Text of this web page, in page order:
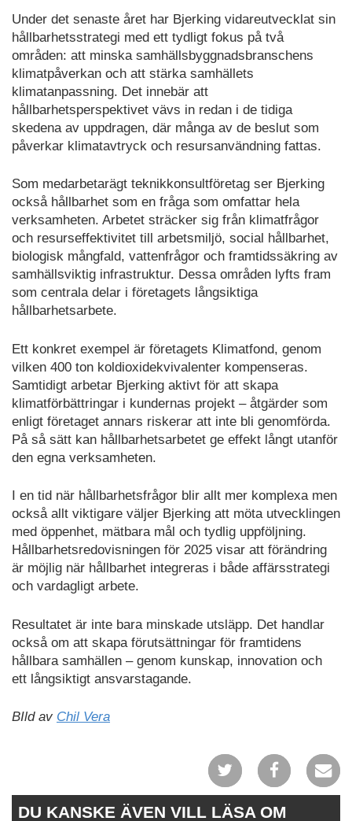
Under det senaste året har Bjerking vidareutvecklat sin
hållbarhetsstrategi med ett tydligt fokus på två
områden: att minska samhällsbyggnadsbranschens
klimatpåverkan och att stärka samhällets
klimatanpassning. Det innebär att
hållbarhetsperspektivet vävs in redan i de tidiga
skedena av uppdragen, där många av de beslut som
påverkar klimatavtryck och resursanvändning fattas.
Som medarbetarägt teknikkonsultföretag ser Bjerking
också hållbarhet som en fråga som omfattar hela
verksamheten. Arbetet sträcker sig från klimatfrågor
och resurseffektivitet till arbetsmiljö, social hållbarhet,
biologisk mångfald, vattenfrågor och framtidssäkring av
samhällsviktig infrastruktur. Dessa områden lyfts fram
som centrala delar i företagets långsiktiga
hållbarhetsarbete.
Ett konkret exempel är företagets Klimatfond, genom
vilken 400 ton koldioxidekvivalenter kompenseras.
Samtidigt arbetar Bjerking aktivt för att skapa
klimatförbättringar i kundernas projekt – åtgärder som
enligt företaget annars riskerar att inte bli genomförda.
På så sätt kan hållbarhetsarbetet ge effekt långt utanför
den egna verksamheten.
I en tid när hållbarhetsfrågor blir allt mer komplexa men
också allt viktigare väljer Bjerking att möta utvecklingen
med öppenhet, mätbara mål och tydlig uppföljning.
Hållbarhetsredovisningen för 2025 visar att förändring
är möjlig när hållbarhet integreras i både affärsstrategi
och vardagligt arbete.
Resultatet är inte bara minskade utsläpp. Det handlar
också om att skapa förutsättningar för framtidens
hållbara samhällen – genom kunskap, innovation och
ett långsiktigt ansvarstagande.
BIld av Chil Vera
DU KANSKE ÄVEN VILL LÄSA OM